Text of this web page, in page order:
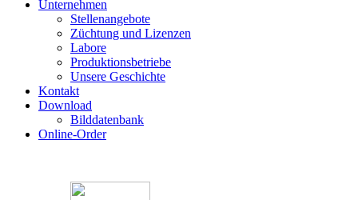
Unternehmen
Stellenangebote
Züchtung und Lizenzen
Labore
Produktionsbetriebe
Unsere Geschichte
Kontakt
Download
Bilddatenbank
Online-Order